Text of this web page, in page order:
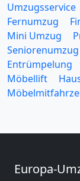
Umzugsservice
Fernumzug
Mini Umzug
Seniorenumzug
Entrümpelung
Möbellift
Europa-